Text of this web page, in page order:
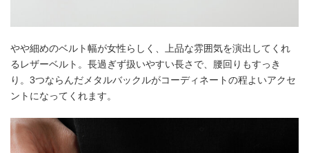
やや細めのベルト幅が女性らしく、上品な雰囲気を演出してくれ
るレザーベルト。長過ぎず扱いやすい長さで、腰回りもすっき
り。3つならんだメタルバックルがコーディネートの程よいアクセ
ントになってくれます。